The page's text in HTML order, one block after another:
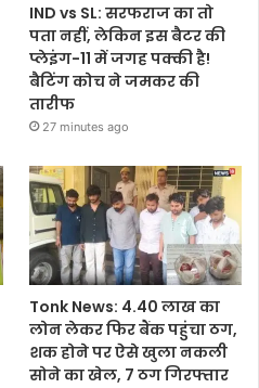
IND vs SL: सरफराज का तो
पता नहीं, लेकिन इस बैटर की
प्लेइंग-11 में जगह पक्की है!
बैटिंग कोच ने जमकर की
तारीफ
27 minutes ago
Tonk News: 4.40 लाख का
लोन लेकर फिर बैंक पहुंचा ठग,
शक होने पर ऐसे खुला नकली
सोने का खेल, 7 ठग गिरफ्तार